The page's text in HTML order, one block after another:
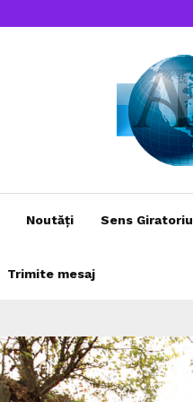
Noutăți Sens Giratoriu
Trimite mesaj